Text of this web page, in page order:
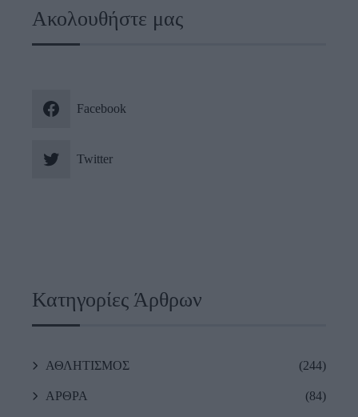
Ακολουθήστε μας
Facebook
Twitter
Κατηγορίες Άρθρων
ΑΘΛΗΤΙΣΜΟΣ (244)
ΑΡΘΡΑ (84)